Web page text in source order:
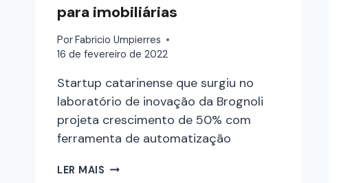
para imobiliárias
PorFabricio Umpierres
16 de fevereiro de 2022
Startup catarinense que surgiu no
laboratório de inovação da Brognoli
projeta crescimento de 50% com
ferramenta de automatização
LER MAIS